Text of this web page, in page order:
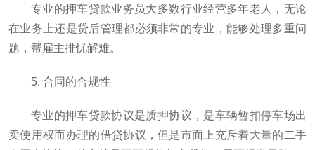
专业的押车贷款业务员大多数行业经营多年老人，无论
在业务上还是贷后管理都必须非常的专业，能够处理多重问
题，帮雇主排忧解难。
5. 合同的合规性
专业的押车贷款协议是质押协议，是车辆暂扣停车场出
卖使用权而办理的借贷协议，但是市面上充斥着大量的二手